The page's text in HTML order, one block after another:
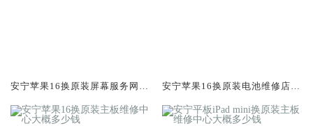
安宁苹果16换原装屏幕服务网点
安宁苹果16换原装电池维修店大